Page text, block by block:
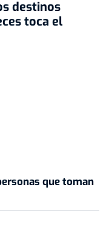
destinos
toca el
que toman